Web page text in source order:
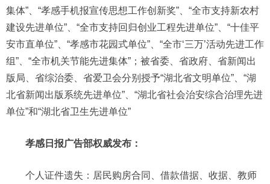
集体”、“孝感手机报宣传思想工作创新奖”、“全市支持新农村
建设先进单位”、“全市支持回归创业工程先进单位”、“十佳平
安市直单位”、“孝感市花园式单位”、“全市‘三万’活动先进工作
组”、“全市机关节能先进集体”；被省委、省政府、省新闻出
版局、省综治委、省爱卫会分别授予“湖北省文明单位”、“湖
北省新闻出版系统先进单位”、“湖北省社会治安综合治理先进
单位”和“湖北省卫生先进单位”
孝感日报广告部权威发布：
个人证件遗失：居民购房合同、借款借据、收据、教师